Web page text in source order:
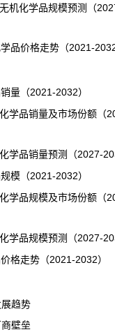
化学品规模预测（
品价格走势（2021-
（2021-2032）
品销量及市场份额（
学品销量预测（2027-
（2021-2032）
品规模及市场份额（
品规模预测
（2027-
走势（2021-2032）
展趋势
壁垒